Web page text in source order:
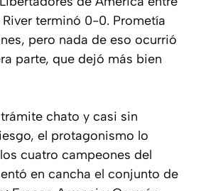
terminó 0-0. Prometía
pero nada de eso ocurrió
parte, que dejó más bien
chato y casi sin
el protagonismo lo
cuatro campeones del
en cancha el conjunto de